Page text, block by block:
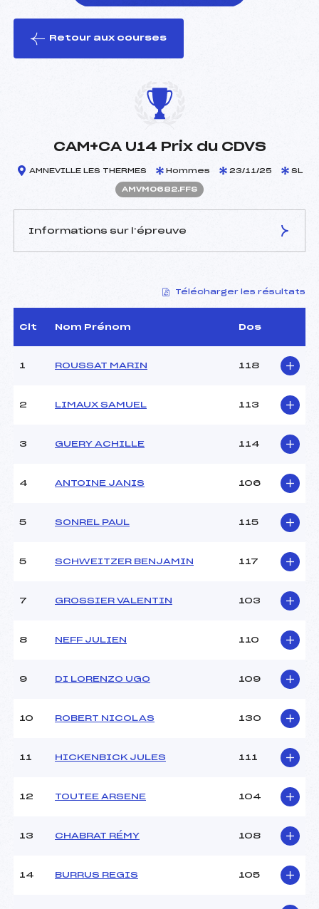
le ski
Retour aux courses
CAM+CA U14 Prix du CDVS
AMNEVILLE LES THERMES Hommes 23/11/25 SL
AMVM0682.FFS
Informations sur l’épreuve
GUTH BRICE (MV)
Arbitre :
CORNIL PIERRE-YVES
MOUGIN CHRISTOPHE
(MV)
Piste :
SNOWHALL
231
Dénivelé :
90
8H10
Traceur :
PETITJEAN (MV)
Ouvreurs B :
Neige :
50
10H00
Ouvreurs A :
Télécharger les résultats
Clt Nom Prénom Dos
1 ROUSSAT MARIN 118
2 LIMAUX SAMUEL 113
3 GUERY ACHILLE 114
4 ANTOINE JANIS 106
5 SONREL PAUL 115
5 SCHWEITZER BENJAMIN 117
7 GROSSIER VALENTIN 103
8 NEFF JULIEN 110
9 DI LORENZO UGO 109
10 ROBERT NICOLAS 130
11 HICKENBICK JULES 111
12 TOUTEE ARSENE 104
13 CHABRAT RÉMY 108
14 BURRUS REGIS 105